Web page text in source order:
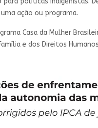
ação ou programa.
Casa da Mulher
e dos Direitos